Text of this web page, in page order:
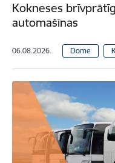
Kokneses
automašīnas
06.08.2026. Dome